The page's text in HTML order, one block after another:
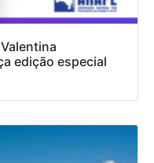
edição especial